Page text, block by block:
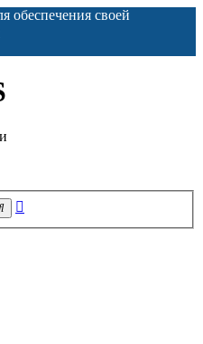
обеспечения своей
Поиск